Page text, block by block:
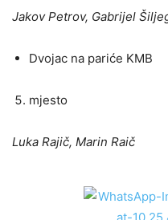
Jakov Petrov, Gabrijel
Dvojac na pariće KMB
mjesto
Luka Rajič, Marin Raič